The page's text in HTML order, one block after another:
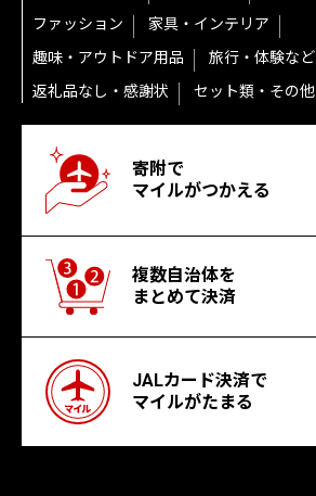
ファッション
家具・インテリア
趣味・アウトドア用品
旅行・体験など
返礼品なし・感謝状
セット類・その他
寄附で
マイルがつかえる
複数自治体を
まとめて決済
JALカード決済で
マイルがたまる